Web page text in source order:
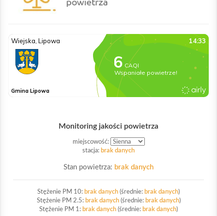
Monitoring jakości powietrza
miejscowość:
stacja: brak danych
Stan powietrza: brak danych
Stężenie PM 10: brak danych (średnie: brak danych)
Stężenie PM 2.5: brak danych(średnie: brak danych)
Stężenie PM 1: brak danych (średnie: brak danych)